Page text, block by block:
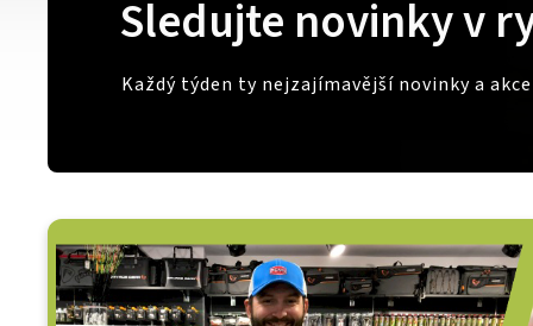
Sledujte novinky v
Každý týden ty nejzajímavější novinky a